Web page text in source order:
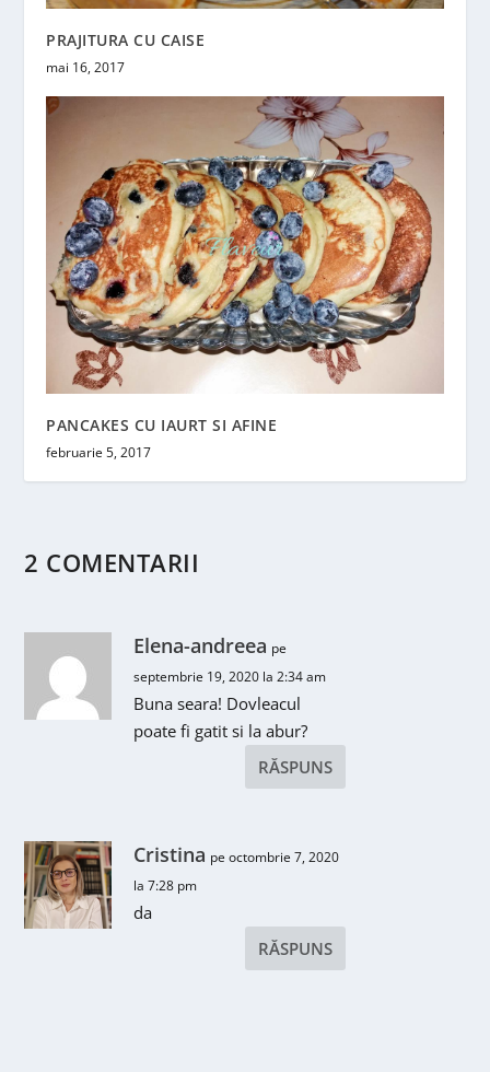
PRAJITURA CU CAISE
mai 16, 2017
PANCAKES CU IAURT SI AFINE
februarie 5, 2017
2 COMENTARII
Elena-andreea pe
septembrie 19, 2020 la 2:34 am
Buna seara! Dovleacul
poate fi gatit si la abur?
RĂSPUNS
Cristina pe octombrie 7, 2020
la 7:28 pm
da
RĂSPUNS